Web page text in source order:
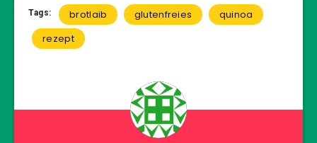
Tags: brotlaib glutenfreies
quinoa
rezept